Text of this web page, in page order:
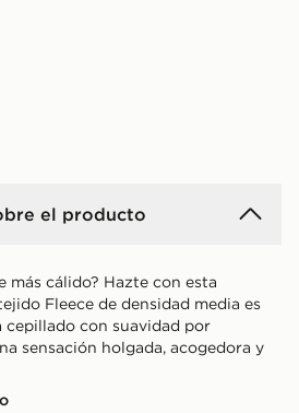
el producto
más cálido? Hazte con esta
Fleece de densidad media es
cepillado con suavidad por
sensación holgada, acogedora y